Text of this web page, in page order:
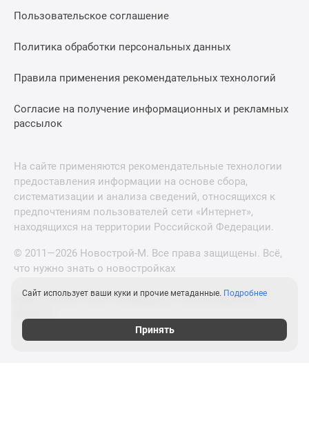
Пользовательское соглашение
Политика обработки персональных данных
Правила применения рекомендательных технологий
Согласие на получение информационных и рекламных
рассылок
На сайте применяются рекомендательные технологии
предоставления информации на основе сбора,
систематизации и анализа сведений, относящихся к
предпочтениям пользователей сети «Интернет»,
находящихся на территории Российской Федерации.
© 2011—2026 Новострой-М. Все права защищены. Всё,
что нужно знать о новостройках
Новостройки Санкт-Петербурга и Ленинградской
Сайт использует ваши куки и прочие метаданные. Подробнее
Принять